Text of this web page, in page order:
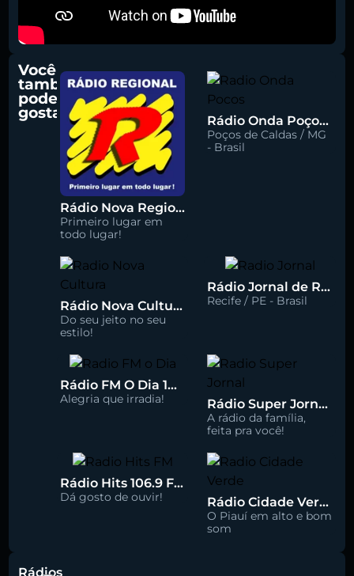
Você
também
pode
gostar
Rádio Nova Regional 91.5 FM
Primeiro lugar em
todo lugar!
Rádio Onda Poços 96.7 FM
Poços de Caldas / MG
- Brasil
Rádio Nova Cultura 93.1 FM
Do seu jeito no seu
estilo!
Rádio Jornal de Recife 90.3 FM
Recife / PE - Brasil
Rádio FM O Dia 100.5
Alegria que irradia! Rádio Super Jornal 105.7 FM
A rádio da família,
feita pra você!
Rádio Hits 106.9 FM
Dá gosto de ouvir! Rádio Cidade Verde 93.5 FM
O Piauí em alto e bom
som
Rádios